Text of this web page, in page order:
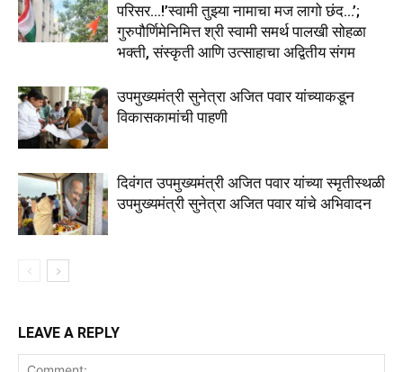
परिसर…!’स्वामी तुझ्या नामाचा मज लागो छंद…’;
गुरुपौर्णिमेनिमित्त श्री स्वामी समर्थ पालखी सोहळा
भक्ती, संस्कृती आणि उत्साहाचा अद्वितीय संगम
उपमुख्यमंत्री सुनेत्रा अजित पवार यांच्याकडून
विकासकामांची पाहणी
दिवंगत उपमुख्यमंत्री अजित पवार यांच्या स्मृतीस्थळी
उपमुख्यमंत्री सुनेत्रा अजित पवार यांचे अभिवादन
LEAVE A REPLY